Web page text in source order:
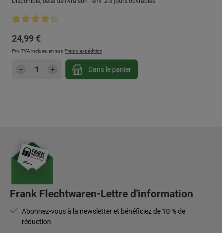
Prix régulier :
24,99 €
Prix TVA incluse, en sus Frais d'expédition
Quantité de produit : Entrez la quantité
Dans le panier
Frank Flechtwaren-Lettre d'information
Abonnez-vous à la newsletter et bénéficiez de 10 % de
réduction